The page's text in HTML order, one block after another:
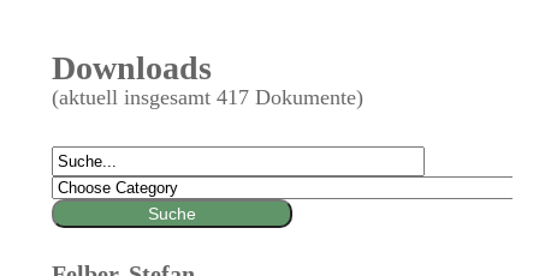
Downloads
(aktuell insgesamt 417 Dokumente)